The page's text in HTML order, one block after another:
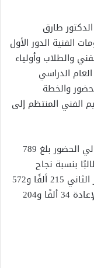
الدكتور طارق
الفنية الدور الأول
والطلاب وأولياء
الدراسي
والخطة
الفني المنتظم إلى
وأوضحت الوزارة – في بيان اليوم – أن إجمالي الحضور بلغ 789
طالبًا والناجحين 539 ألفًا و564 طالبًا بنسبة نجاح
68.36%، وإجمالي من سيؤدي امتحان الدور الثاني 215 ألفًا و572
طالبًا بنسبة 27.31%، أما إجمالي الباقين للإعادة 34 ألفًا و204